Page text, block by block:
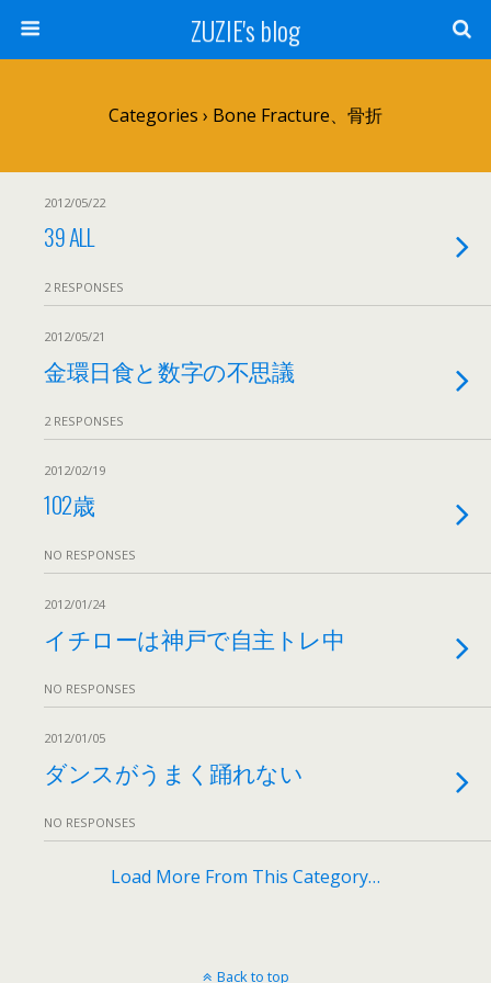
ZUZIE's blog
Categories › Bone Fracture、骨折
2012/05/22
39 ALL
2 RESPONSES
2012/05/21
金環日食と数字の不思議
2 RESPONSES
2012/02/19
102歳
NO RESPONSES
2012/01/24
イチローは神戸で自主トレ中
NO RESPONSES
2012/01/05
ダンスがうまく踊れない
NO RESPONSES
Load More From This Category…
Back to top